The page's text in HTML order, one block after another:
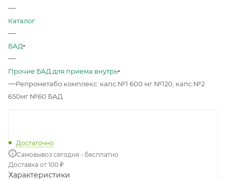
—
Каталог
—
БАД
—
Прочие БАД для приема внутрь
—Репрометабо комплекс: капс.№1 600 мг №120, капс.№2
650мг №60 БАД
Достаточно
Самовывоз сегодня - бесплатно
Доставка от 100 ₽
Характеристики